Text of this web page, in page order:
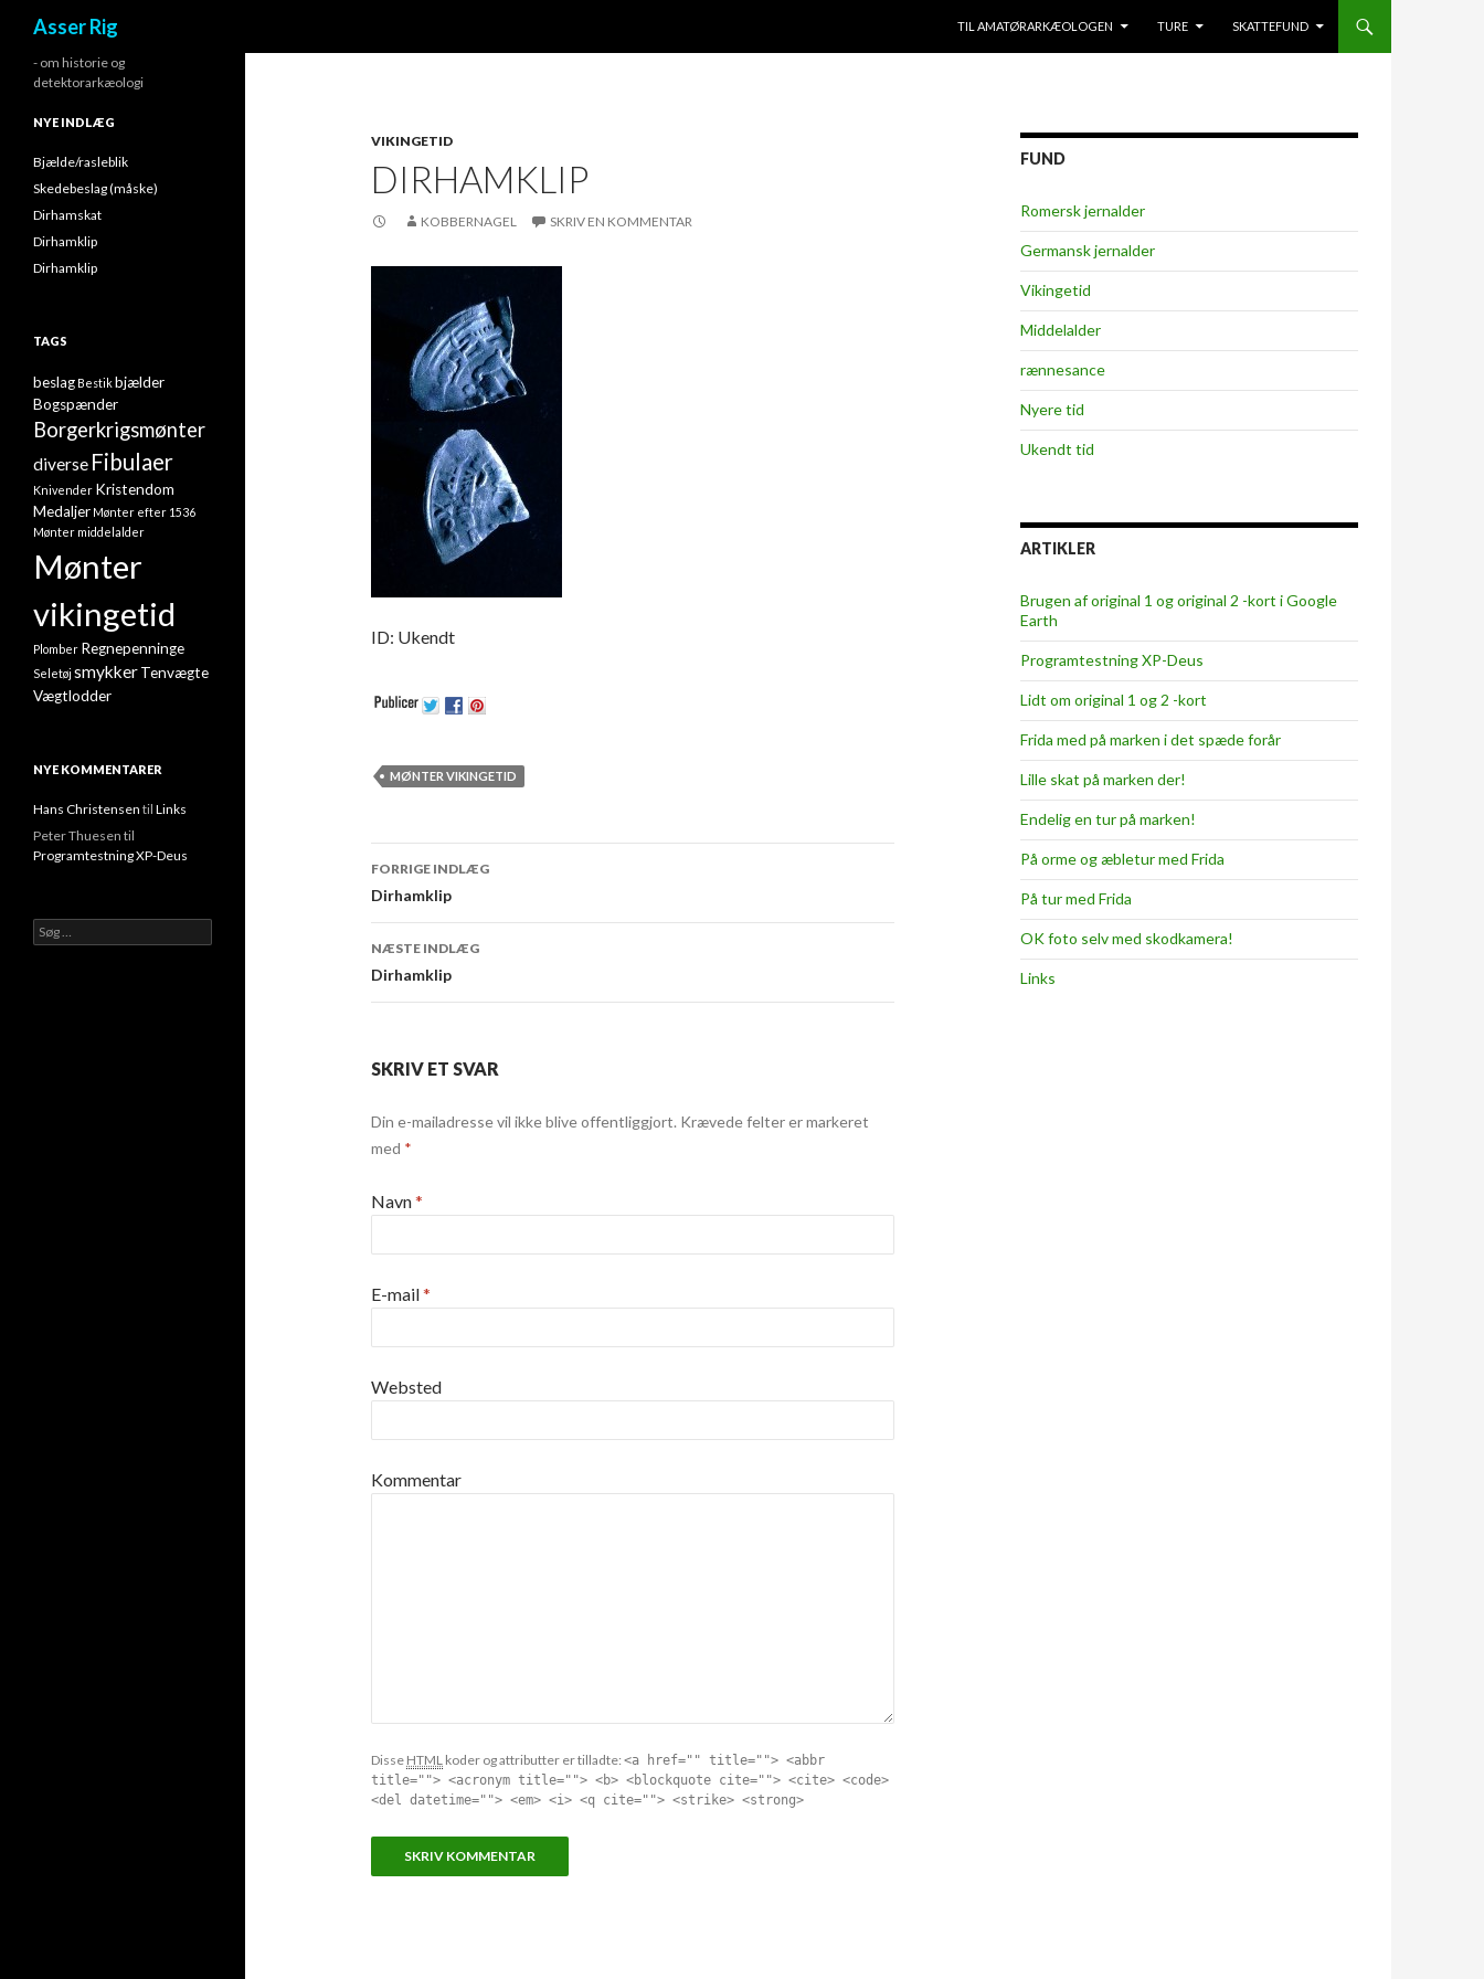
Asser Rig
TIL AMATØRARKÆOLOGEN
TURE SKATTEFUND
VIKINGETID
DIRHAMKLIP
KOBBERNAGEL SKRIV EN KOMMENTAR
ID: Ukendt
MØNTER VIKINGETID
Indlæg navigation
FORRIGE INDLÆG
Dirhamklip
NÆSTE INDLÆG
Dirhamklip
SKRIV ET SVAR
Din e-mailadresse vil ikke blive offentliggjort. Krævede felter er markeret
med *
Navn*
E-mail*
Websted
Kommentar
Disse HTML koder og attributter er tilladte: <a href="" title=""> <abbr
title=""> <acronym title=""> <b> <blockquote cite=""> <cite> <code>
<del datetime=""> <em> <i> <q cite=""> <strike> <strong>
FUND
Romersk jernalder
Germansk jernalder
Vikingetid
Middelalder
rænnesance
Nyere tid
Ukendt tid
ARTIKLER
Brugen af original 1 og original 2 -kort i Google
Earth
Programtestning XP-Deus
Lidt om original 1 og 2 -kort
Frida med på marken i det spæde forår
Lille skat på marken der!
Endelig en tur på marken!
På orme og æbletur med Frida
På tur med Frida
OK foto selv med skodkamera!
Links
- om historie og
detektorarkæologi
NYE INDLÆG
Bjælde/rasleblik
Skedebeslag (måske)
Dirhamskat
Dirhamklip
Dirhamklip
TAGS
beslag Bestikbjælder
Bogspænder
Borgerkrigsmønter
diverse Fibulaer
Knivender Kristendom
Medaljer Mønter efter 1536
Mønter middelalder
Mønter
vikingetid
Plomber Regnepenninge
Seletøj smykkerTenvægte
Vægtlodder
NYE KOMMENTARER
Hans Christensen til Links
Peter Thuesen til
Programtestning XP-Deus
Søg efter: